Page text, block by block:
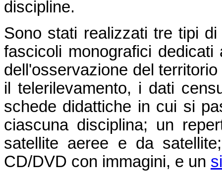
discipline.
Sono stati realizzati tre tipi
fascicoli monografici
dell'osservazione del
il telerilevamento, i dati
schede didattiche in cui si
ciascuna disciplina; un
satellite aeree e da
CD/DVD con immagini, e un